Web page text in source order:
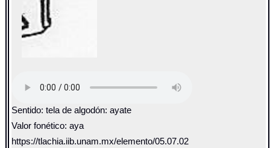
Sentido: tela de algodón: ayate
Valor fonético: aya
https://tlachia.iib.unam.mx/elemento/05.07.02